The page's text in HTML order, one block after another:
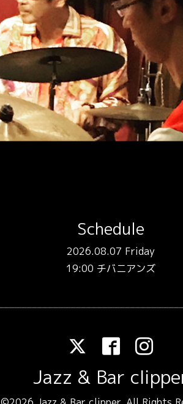
Schedule
2026.08.07 Friday
19:00 チバニアンズ
Jazz & Bar